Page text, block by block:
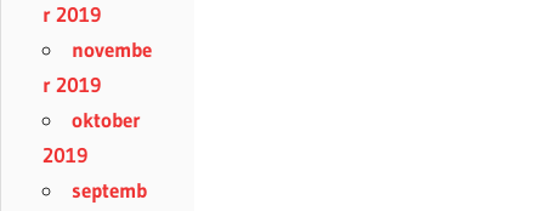
r 2019
novembe
r 2019
oktober
2019
septemb